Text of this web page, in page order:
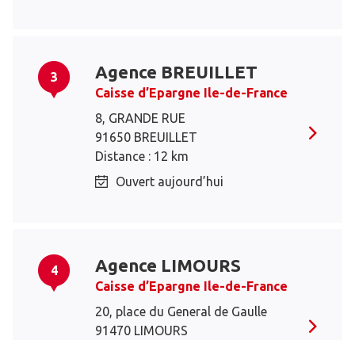
3 Agence BREUILLET
Caisse d’Epargne Ile-de-France
8, GRANDE RUE
91650 BREUILLET
Distance : 12 km
Ouvert aujourd’hui
4 Agence LIMOURS
Caisse d’Epargne Ile-de-France
20, place du General de Gaulle
91470 LIMOURS